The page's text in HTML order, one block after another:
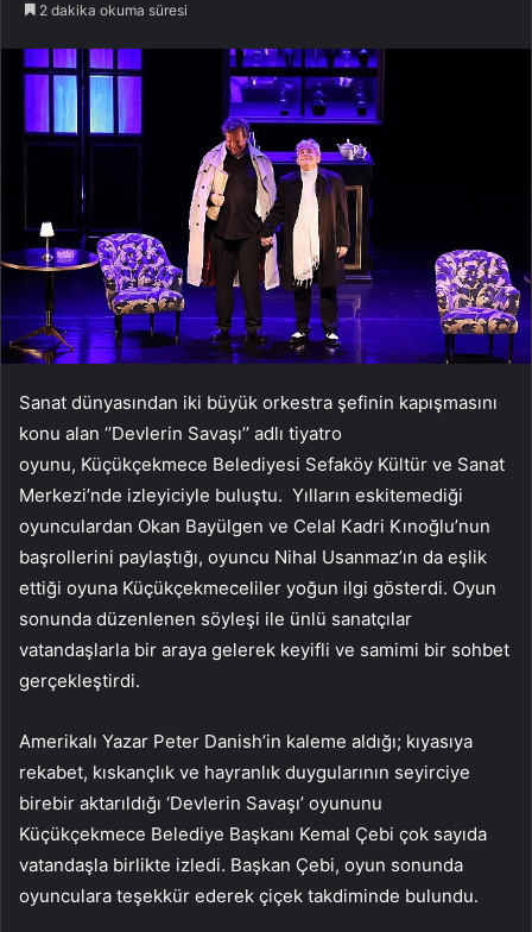
2 dakika okuma süresi
Sanat dünyasından iki büyük orkestra şefinin kapışmasını
konu alan ‘’Devlerin Savaşı’’ adlı tiyatro
oyunu, Küçükçekmece Belediyesi Sefaköy Kültür ve Sanat
Merkezi’nde izleyiciyle buluştu. Yılların eskitemediği
oyunculardan Okan Bayülgen ve Celal Kadri Kınoğlu’nun
başrollerini paylaştığı, oyuncu Nihal Usanmaz’ın da eşlik
ettiği oyuna Küçükçekmeceliler yoğun ilgi gösterdi. Oyun
sonunda düzenlenen söyleşi ile ünlü sanatçılar
vatandaşlarla bir araya gelerek keyifli ve samimi bir sohbet
gerçekleştirdi.
Amerikalı Yazar Peter Danish’in kaleme aldığı; kıyasıya
rekabet, kıskançlık ve hayranlık duygularının seyirciye
birebir aktarıldığı ‘Devlerin Savaşı’ oyununu
Küçükçekmece Belediye Başkanı Kemal Çebi çok sayıda
vatandaşla birlikte izledi. Başkan Çebi, oyun sonunda
oyunculara teşekkür ederek çiçek takdiminde bulundu.